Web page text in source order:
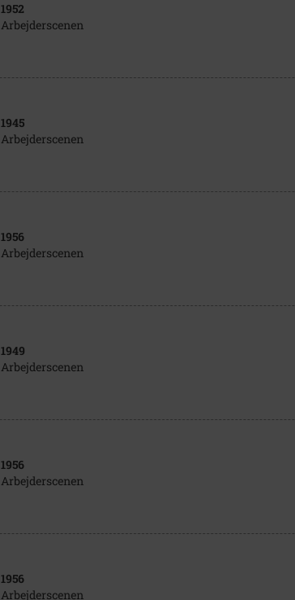
1952
Arbejderscenen
1945
Arbejderscenen
1956
Arbejderscenen
1949
Arbejderscenen
1956
Arbejderscenen
1956
Arbejderscenen